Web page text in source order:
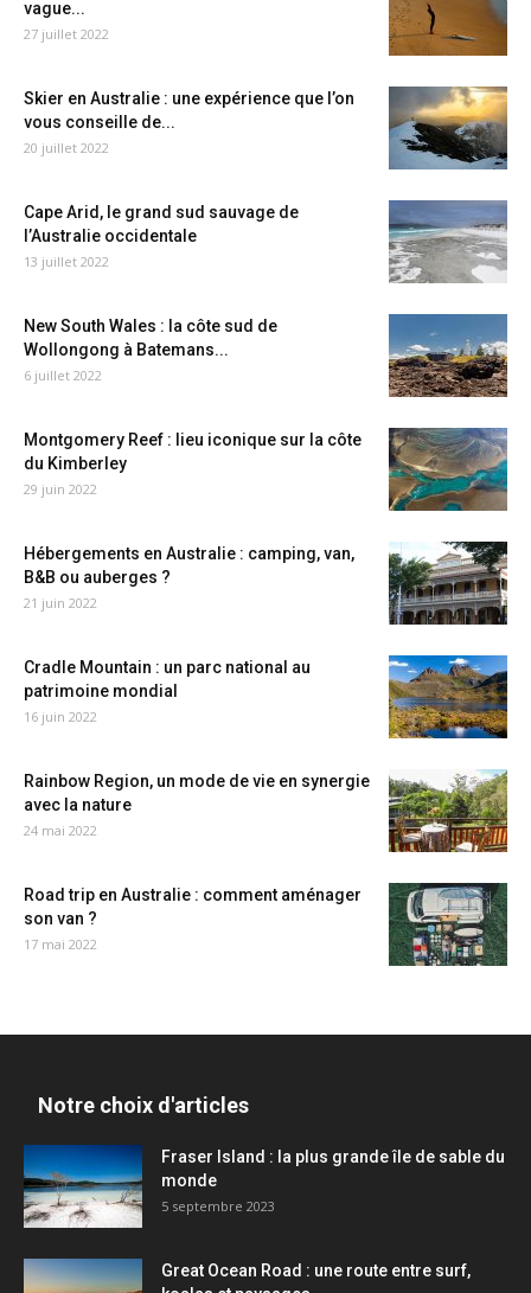
vague...
27 juillet 2022
Skier en Australie : une expérience que l’on
vous conseille de...
20 juillet 2022
Cape Arid, le grand sud sauvage de
l’Australie occidentale
13 juillet 2022
New South Wales : la côte sud de
Wollongong à Batemans...
6 juillet 2022
Montgomery Reef : lieu iconique sur la côte
du Kimberley
29 juin 2022
Hébergements en Australie : camping, van,
B&B ou auberges ?
21 juin 2022
Cradle Mountain : un parc national au
patrimoine mondial
16 juin 2022
Rainbow Region, un mode de vie en synergie
avec la nature
24 mai 2022
Road trip en Australie : comment aménager
son van ?
17 mai 2022
Notre choix d'articles
Fraser Island : la plus grande île de sable du
monde
5 septembre 2023
Great Ocean Road : une route entre surf,